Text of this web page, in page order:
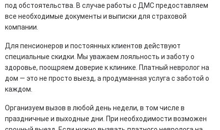
под обстоятельства. В случае работы с ДМС предоставляем
все необходимые документы и выписки для страховой
компании.
Для пенсионеров и постоянных клиентов действуют
специальные скидки. Мы уважаем лояльность и заботу о
здоровье, поощряем доверие к клинике. Платный невролог на
дом — это не просто выезд, а продуманная услуга с заботой о
каждом.
Организуем вызов в любой день недели, в том числе в
праздничные и выходные дни. При необходимости возможен